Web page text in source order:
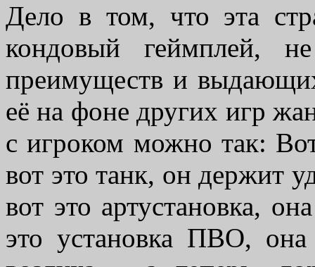
Дело в том, что эта
кондовый геймплей,
преимуществ и
её на фоне других игр
с игроком можно так:
вот это танк, он держит
вот это артустановка,
это установка ПВО,